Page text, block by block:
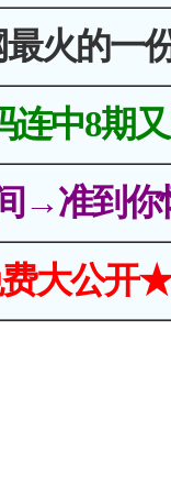
火的一
连中8期
→准到你
大公开